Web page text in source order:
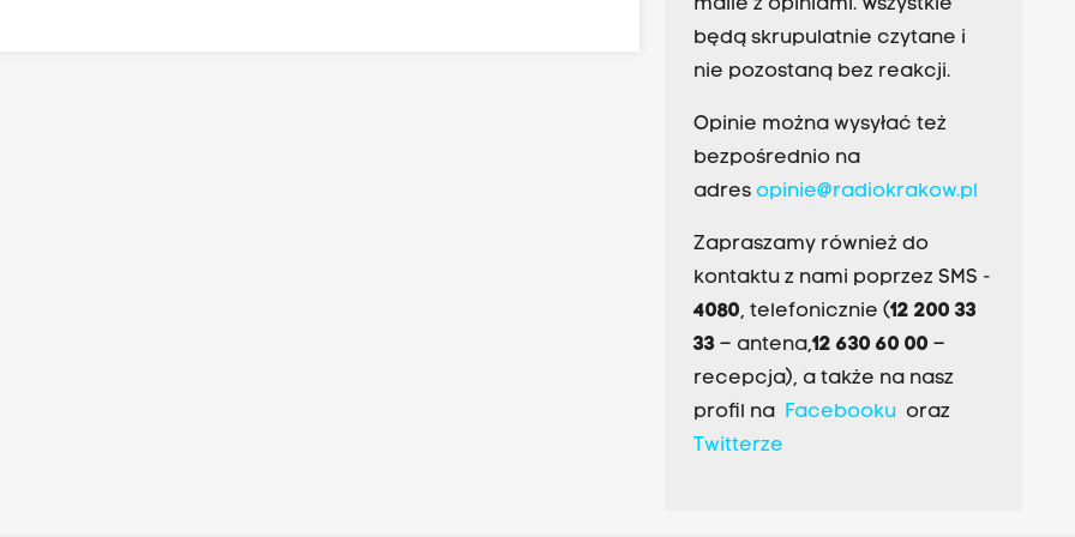
maile z opiniami. Wszystkie
będą skrupulatnie czytane i
nie pozostaną bez reakcji.
Opinie można wysyłać też
bezpośrednio na
adres opinie@radiokrakow.pl
Zapraszamy również do
kontaktu z nami poprzez SMS -
4080, telefonicznie (12 200 33
33– antena,12 630 60 00 –
recepcja), a także na nasz
profil na Facebookuoraz
Twitterze